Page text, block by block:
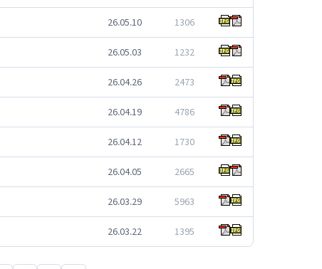
26.05.10 1306
26.05.03 1232
26.04.26 2473
26.04.19 4786
26.04.12 1730
26.04.05 2665
26.03.29 5963
26.03.22 1395